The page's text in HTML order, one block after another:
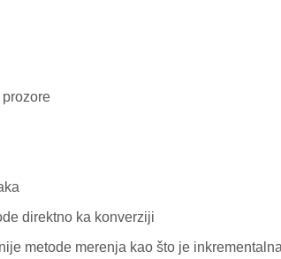
direktno ka konverziji
metode merenja kao što je